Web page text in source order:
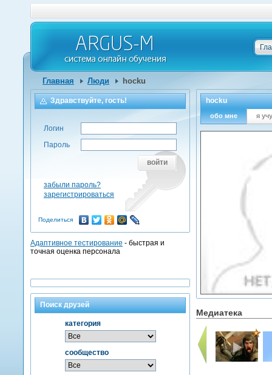
Главная Люди hocku
hocku
обо мне я
Медиатека
Здравствуйте, гость!
Логин
Пароль
войти
забыли пароль?
зарегистрироваться
Поделиться
Адаптивное тестирование - быстрая и
точная оценка персонала
Поиск друзей
категория
сообщество